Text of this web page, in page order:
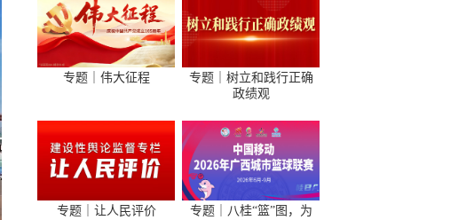
专题｜伟大征程
专题｜树立和践行正确
政绩观
专题｜让人民评价
专题｜八桂“篮”图，为